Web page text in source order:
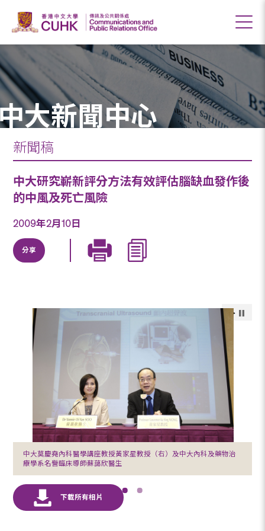
大新聞中心
新聞稿
中大研究嶄新評分方法有效評估腦缺血發作後
的中風及死亡風險
2009年2月10日
分享
中大莫慶堯內科醫學講座教授黃家星教授（右）及中大內科及藥物治
療學系名譽臨床導師蘇藹欣醫生